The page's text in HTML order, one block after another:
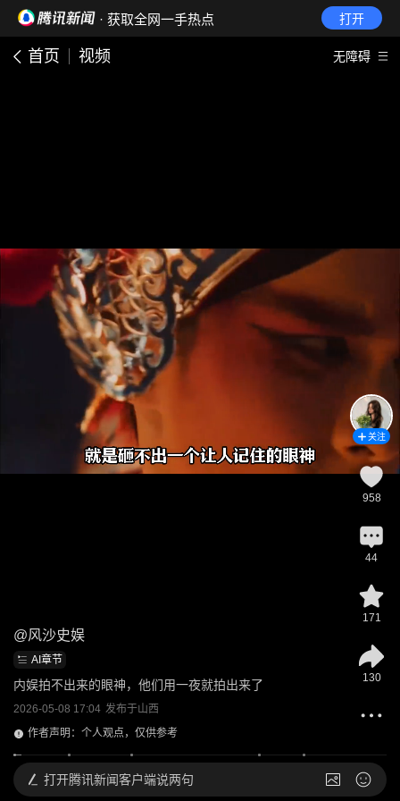
· 获取全网一手热点 打开
首页 视频 无障碍
@风沙史娱
AI章节
内娱拍不出来的眼神，他们用一夜就拍出来了
2026-05-08 17:04 发布于山西
作者声明：个人观点，仅供参考
关注
958
44
171
130
打开腾讯新闻客户端说两句